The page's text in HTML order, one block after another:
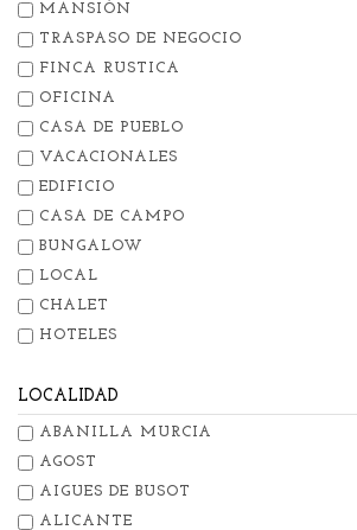
MANSIÒN
TRASPASO DE NEGOCIO
FINCA RUSTICA
OFICINA
CASA DE PUEBLO
VACACIONALES
EDIFICIO
CASA DE CAMPO
BUNGALOW
LOCAL
CHALET
HOTELES
LOCALIDAD
ABANILLA MURCIA
AGOST
AIGUES DE BUSOT
ALICANTE